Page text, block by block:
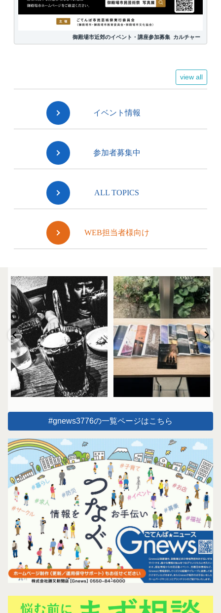
御殿場市近郊のイベント・講座参加募集 カルチャー
view all
イベント情報
参加者募集中
ALL TOPICS
WEB担当者様向け
#gnews3776の一覧ページはこちら